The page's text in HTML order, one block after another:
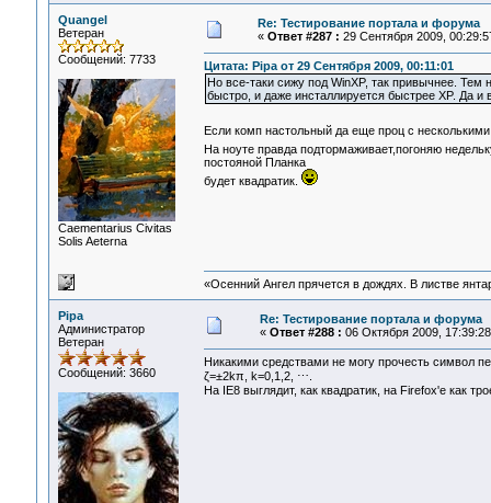
Quangel
Ветеран
Сообщений: 7733
Сaementarius Civitas
Solis Aeterna
Re: Тестирование портала и форума
« Ответ #287 : 29 Сентября 2009,
Цитата: Pipa от 29 Сентября 2009, 00:11:01
Но все-таки сижу под WinXP, так привычнее. Тем
быстро, и даже инсталлируется быстрее XP. Да
Если комп настольный да еще проц с
На ноуте правда подтормаживает,погоняю
постояной Планка
будет квадратик.
«Осенний Ангел прячется в дождях. В листве
Pipa
Администратор
Ветеран
Сообщений: 3660
Re: Тестирование портала и форума
« Ответ #288 : 06 Октября 2009,
Никакими средствами не могу прочесть символ
ζ=±2kπ, k=0,1,2, ⋯.
На IE8 выглядит, как квадратик, на Firefox'е как